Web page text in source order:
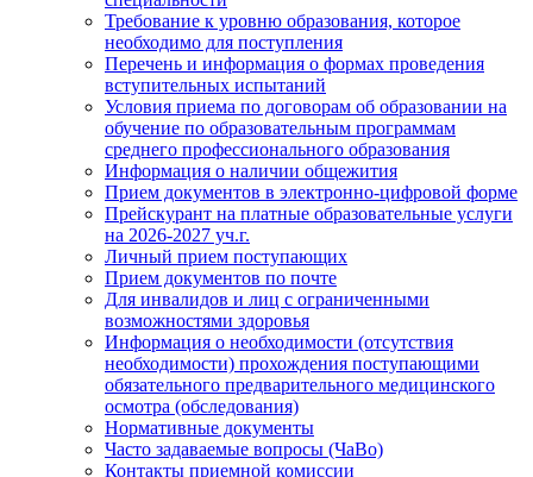
Требование к уровню образования, которое
необходимо для поступления
Перечень и информация о формах проведения
вступительных испытаний
Условия приема по договорам об образовании на
обучение по образовательным программам
среднего профессионального образования
Информация о наличии общежития
Прием документов в электронно-цифровой форме
Прейскурант на платные образовательные услуги
на 2026-2027 уч.г.
Личный прием поступающих
Прием документов по почте
Для инвалидов и лиц с ограниченными
возможностями здоровья
Информация о необходимости (отсутствия
необходимости) прохождения поступающими
обязательного предварительного медицинского
осмотра (обследования)
Нормативные документы
Часто задаваемые вопросы (ЧаВо)
Контакты приемной комиссии